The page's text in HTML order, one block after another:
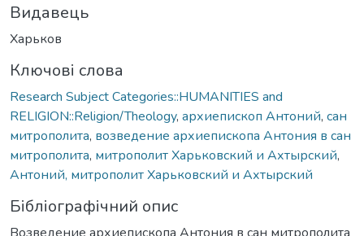
Видавець
Харьков
Ключові слова
Research Subject Categories::HUMANITIES and
RELIGION::Religion/Theology, архиепископ Антоний, сан
митрополита, возведение архиепископа Антония в сан
митрополита, митрополит Харьковский и Ахтырский,
Антоний, митрополит Харьковский и Ахтырский
Бібліографічний опис